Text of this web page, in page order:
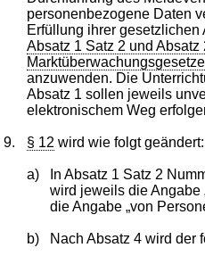
personenbezogene Daten
Erfüllung ihrer gesetzlichen
Absatz 1 Satz 2 und Absatz
anzuwenden. Die
Absatz 1 sollen jeweils
elektronischem Weg
9. § 12 wird wie folgt geändert:
a)
In Absatz 1 Satz 2
wird jeweils die Angabe
die Angabe „von
b) Nach Absatz 4 wird der